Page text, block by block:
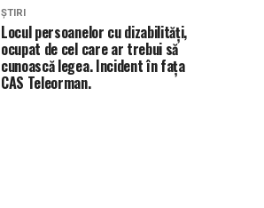
ȘTIRI
Locul persoanelor cu dizabilități,
ocupat de cel care ar trebui să
cunoască legea. Incident în fața
CAS Teleorman.